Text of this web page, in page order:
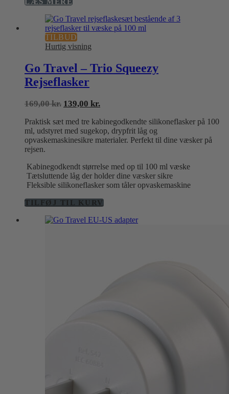
TILBUD
Hurtig visning
Go Travel – Trio Squeezy
Rejseflasker
169,00kr. Den
pris
var:
169,00 kr..
139,00 kr.Den
pris
er:
139,00 kr..
Praktisk sæt med tre kabinegodkendte silikoneflasker på 100
ml, udstyret med sugekop, drypfrit låg og
opvaskemaskinesikre materialer. Perfekt til dine væsker på
rejsen.
Kabinegodkendt størrelse med op til 100 ml væske
Tætsluttende låg der holder dine væsker sikre
Fleksible silikoneflasker som tåler opvaskemaskine
TILFØJ TIL KURV